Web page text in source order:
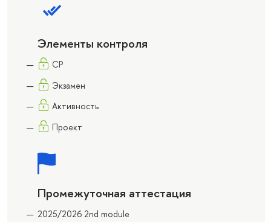
Элементы контроля
СР
Экзамен
Активность
Проект
Промежуточная аттестация
2025/2026 2nd module